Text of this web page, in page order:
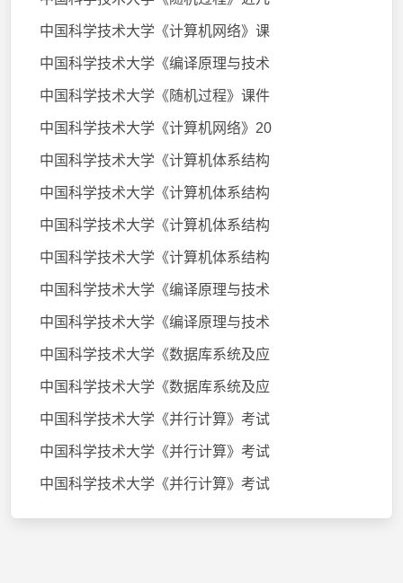
中国科学技术大学《计算机网络》课
中国科学技术大学《编译原理与技术
中国科学技术大学《随机过程》课件
中国科学技术大学《计算机网络》20
中国科学技术大学《计算机体系结构
中国科学技术大学《计算机体系结构
中国科学技术大学《计算机体系结构
中国科学技术大学《计算机体系结构
中国科学技术大学《编译原理与技术
中国科学技术大学《编译原理与技术
中国科学技术大学《数据库系统及应
中国科学技术大学《数据库系统及应
中国科学技术大学《并行计算》考试
中国科学技术大学《并行计算》考试
中国科学技术大学《并行计算》考试